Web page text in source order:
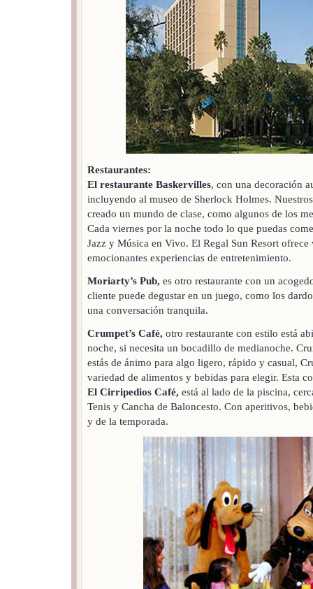
Restaurantes:
El restaurante Baskervilles, con una decoración
incluyendo al museo de Sherlock Holmes.
creado un mundo de clase, como algunos de los
Cada viernes por la noche todo lo que puedas
Jazz y Música en Vivo. El Regal Sun Resort ofrece
emocionantes experiencias de entretenimiento.
Moriarty’s Pub, es otro restaurante con un
cliente puede degustar en un juego, como los
una conversación tranquila.
Crumpet’s Café, otro restaurante con estilo está
noche, si necesita un bocadillo de medianoche.
estás de ánimo para algo ligero, rápido y casual,
variedad de alimentos y bebidas para elegir. Esta
El Cirripedios Café, está al lado de la piscina,
Tenis y Cancha de Baloncesto. Con aperitivos,
y de la temporada.